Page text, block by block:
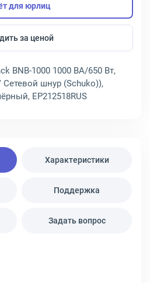
для юрлиц
за ценой
BNB-1000 1000 ВА/650 Вт,
Сетевой шнур (Schuko)),
EP212518RUS
Характеристики
Поддержка
Задать вопрос